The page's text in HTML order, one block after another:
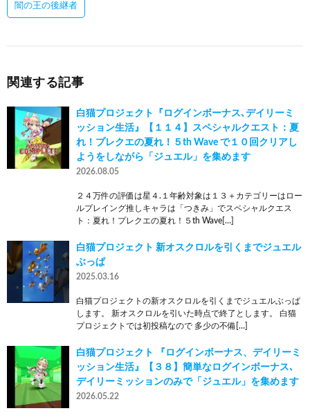
闇の王の後継者
関連する記事
白猫プロジェクト『ログインボーナス､デイリーミ
ッション生活』【１１４】スペシャルクエスト：夏
れ！プレクエの夏れ！５th Wave で１０回クリアし
ようをしながら「ジュエル」を集めます
2026.08.05
２４万件の評価は星４.１年齢対象は１３＋カテゴリーはロー
ルプレイング推しキャラは「つきみ」でスペシャルクエス
ト：夏れ！プレクエの夏れ！５th Wave[…]
白猫プロジェクト 新オスクロルを引くまでジュエル
ぶっぱ
2025.03.16
白猫プロジェクトの新オスクロルを引くまでジュエルぶっぱ
します。 新オスクロルを引いた時点で終了とします。 白猫
プロジェクトでは初投稿なので 多少の不備[…]
白猫プロジェクト 『ログインボーナス、デイリーミ
ッション生活』【３８】簡単なログインボーナス､
デイリーミッションのみで「ジュエル」を集めます
2026.05.22